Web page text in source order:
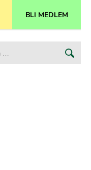
BLI MEDLEM